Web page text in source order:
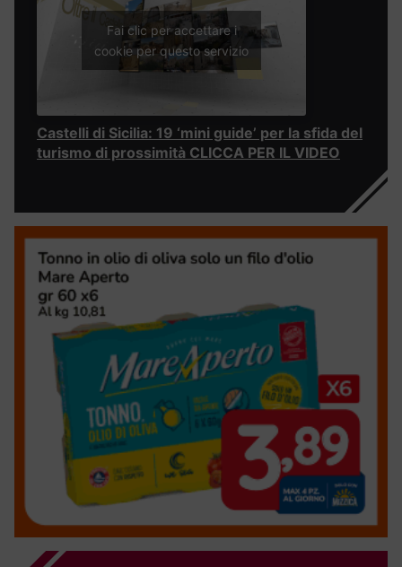
Fai clic per accettare i
cookie per questo servizio
Castelli di Sicilia: 19 ‘mini guide’ per la sfida del
turismo di prossimità CLICCA PER IL VIDEO